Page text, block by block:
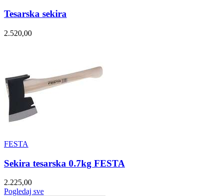
Tesarska sekira
2.520,00
FESTA
Sekira tesarska 0.7kg FESTA
2.225,00
Pogledaj sve